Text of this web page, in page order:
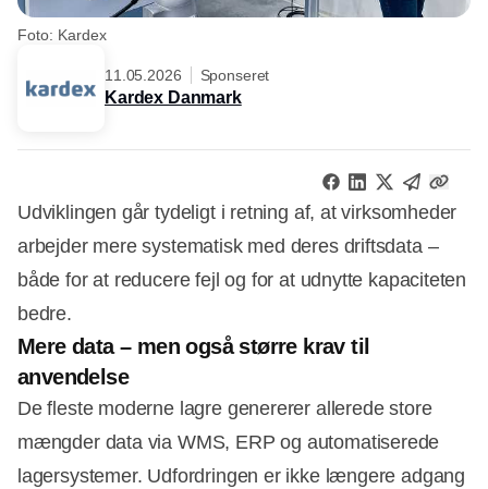
Foto: Kardex
11.05.2026 Sponseret
Kardex Danmark
Udviklingen går tydeligt i retning af, at virksomheder
arbejder mere systematisk med deres driftsdata –
både for at reducere fejl og for at udnytte kapaciteten
bedre.
Mere data – men også større krav til
anvendelse
De fleste moderne lagre genererer allerede store
mængder data via WMS, ERP og automatiserede
lagersystemer. Udfordringen er ikke længere adgang